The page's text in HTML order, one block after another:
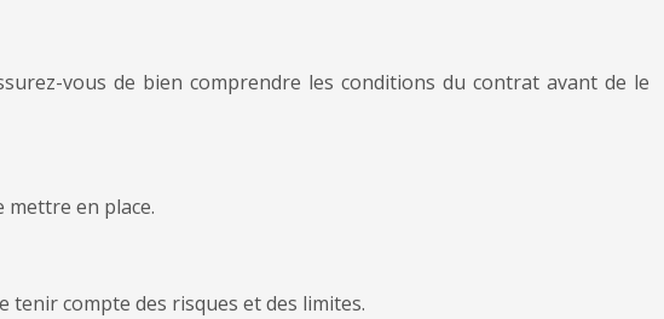
vous de bien comprendre les conditions du contrat avant de le
mettre en place.
compte des risques et des limites.